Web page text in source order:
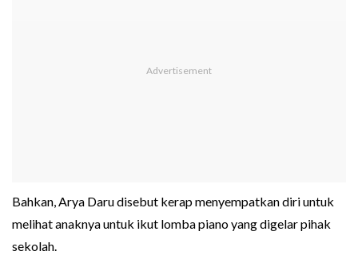
Bahkan, Arya Daru disebut kerap menyempatkan diri untuk
melihat anaknya untuk ikut lomba piano yang digelar pihak
sekolah.